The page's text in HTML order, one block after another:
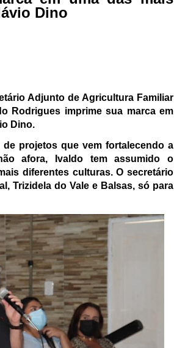
Dino
Adjunto de Agricultura Familiar
Rodrigues imprime sua marca em
Dino.
projetos que vem fortalecendo a
afora, Ivaldo tem assumido o
diferentes culturas. O secretário
Trizidela do Vale e Balsas, só para